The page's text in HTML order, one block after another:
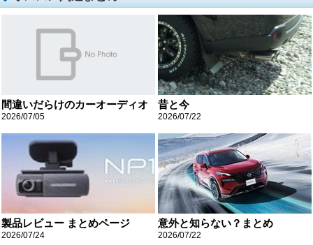
間違いだらけのカーオーディオ
2026/07/05
昔と今
2026/07/22
製品レビュー まとめページ
2026/07/24
意外と知らない？まとめ
2026/07/22